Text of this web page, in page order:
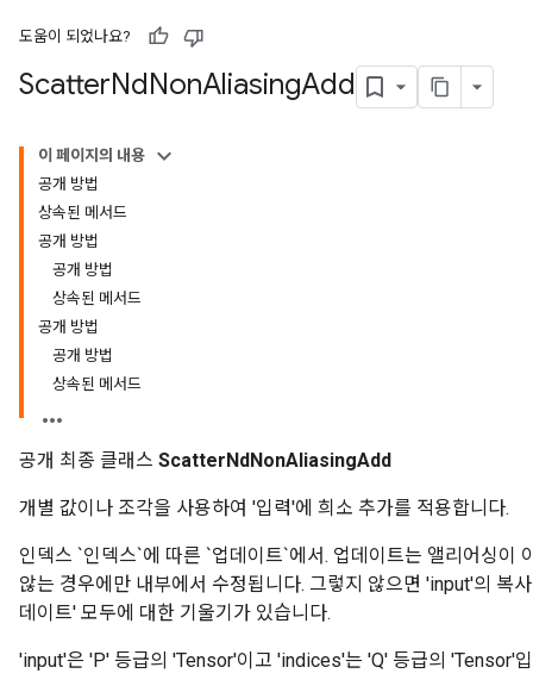
도움이 되었나요?
ScatterNdNonAliasingAdd
이 페이지의 내용
공개 방법
상속된 메서드
공개 방법
공개 방법
상속된 메서드
공개 방법
공개 방법
상속된 메서드
공개 최종 클래스 ScatterNdNonAliasingAdd
개별 값이나 조각을 사용하여 '입력'에 희소 추가를 적용합니다.
인덱스 `인덱스`에 따른 `업데이트`에서. 업데이트는 앨리어싱이
않는 경우에만 내부에서 수정됩니다. 그렇지 않으면 'input'의 복
데이트' 모두에 대한 기울기가 있습니다.
'input'은 'P' 등급의 'Tensor'이고 'indices'는 'Q' 등급의 'Tensor'